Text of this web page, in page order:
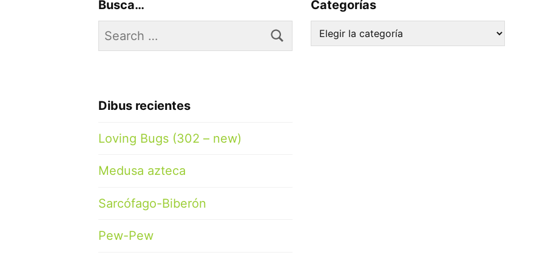
Busca…
Search
for:
Dibus recientes
Loving Bugs (302 – new)
Medusa azteca
Sarcófago-Biberón
Pew-Pew
Categorías
Categorías